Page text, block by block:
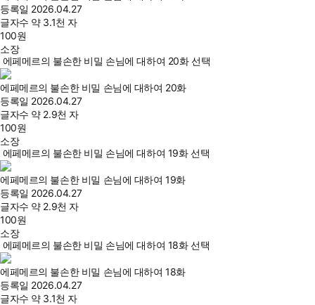
등록일 2026.04.27
글자수 약 3.1천 자
100원
소장
에페메르의 불손한 비밀 손님에 대하여 20화 선택
에페메르의 불손한 비밀 손님에 대하여 20화
등록일 2026.04.27
글자수 약 2.9천 자
100원
소장
에페메르의 불손한 비밀 손님에 대하여 19화 선택
에페메르의 불손한 비밀 손님에 대하여 19화
등록일 2026.04.27
글자수 약 2.9천 자
100원
소장
에페메르의 불손한 비밀 손님에 대하여 18화 선택
에페메르의 불손한 비밀 손님에 대하여 18화
등록일 2026.04.27
글자수 약 3.1천 자